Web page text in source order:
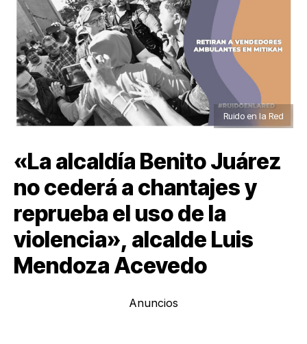
Ruido en la Red
«La alcaldía Benito Juárez
no cederá a chantajes y
reprueba el uso de la
violencia», alcalde Luis
Mendoza Acevedo
Anuncios